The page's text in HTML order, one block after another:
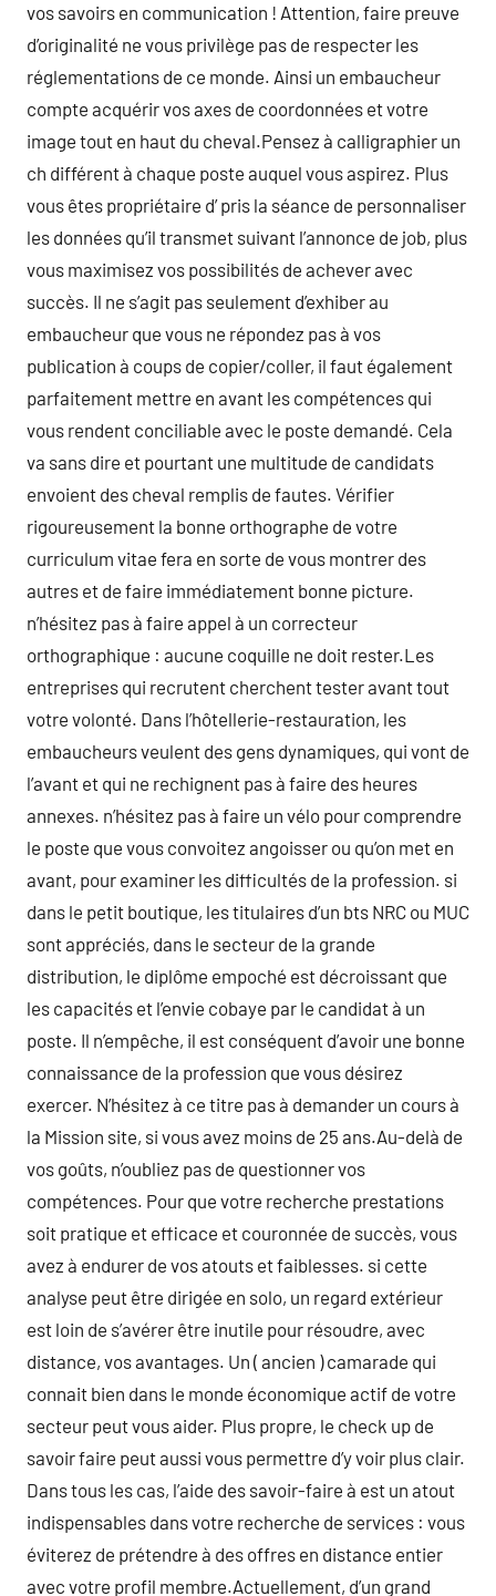
vos savoirs en communication ! Attention, faire preuve
d’originalité ne vous privilège pas de respecter les
réglementations de ce monde. Ainsi un embaucheur
compte acquérir vos axes de coordonnées et votre
image tout en haut du cheval.Pensez à calligraphier un
ch différent à chaque poste auquel vous aspirez. Plus
vous êtes propriétaire d’ pris la séance de personnaliser
les données qu’il transmet suivant l’annonce de job, plus
vous maximisez vos possibilités de achever avec
succès. Il ne s’agit pas seulement d’exhiber au
embaucheur que vous ne répondez pas à vos
publication à coups de copier/coller, il faut également
parfaitement mettre en avant les compétences qui
vous rendent conciliable avec le poste demandé. Cela
va sans dire et pourtant une multitude de candidats
envoient des cheval remplis de fautes. Vérifier
rigoureusement la bonne orthographe de votre
curriculum vitae fera en sorte de vous montrer des
autres et de faire immédiatement bonne picture.
n’hésitez pas à faire appel à un correcteur
orthographique : aucune coquille ne doit rester.Les
entreprises qui recrutent cherchent tester avant tout
votre volonté. Dans l’hôtellerie-restauration, les
embaucheurs veulent des gens dynamiques, qui vont de
l’avant et qui ne rechignent pas à faire des heures
annexes. n’hésitez pas à faire un vélo pour comprendre
le poste que vous convoitez angoisser ou qu’on met en
avant, pour examiner les difficultés de la profession. si
dans le petit boutique, les titulaires d’un bts NRC ou MUC
sont appréciés, dans le secteur de la grande
distribution, le diplôme empoché est décroissant que
les capacités et l’envie cobaye par le candidat à un
poste. Il n’empêche, il est conséquent d’avoir une bonne
connaissance de la profession que vous désirez
exercer. N’hésitez à ce titre pas à demander un cours à
la Mission site, si vous avez moins de 25 ans.Au-delà de
vos goûts, n’oubliez pas de questionner vos
compétences. Pour que votre recherche prestations
soit pratique et efficace et couronnée de succès, vous
avez à endurer de vos atouts et faiblesses. si cette
analyse peut être dirigée en solo, un regard extérieur
est loin de s’avérer être inutile pour résoudre, avec
distance, vos avantages. Un ( ancien ) camarade qui
connait bien dans le monde économique actif de votre
secteur peut vous aider. Plus propre, le check up de
savoir faire peut aussi vous permettre d’y voir plus clair.
Dans tous les cas, l’aide des savoir-faire à est un atout
indispensables dans votre recherche de services : vous
éviterez de prétendre à des offres en distance entier
avec votre profil membre.Actuellement, d’un grand